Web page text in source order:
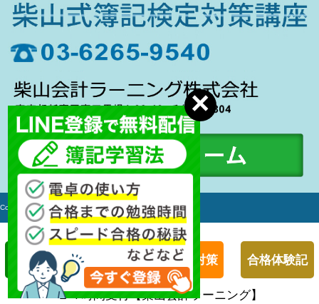
簿記１級対策 簿記２級対策 合格体験記
２４時間受付【柴山会計ラーニング】
Copyright c 2006-2017 簿記検定対策講座 All rights Reserved.